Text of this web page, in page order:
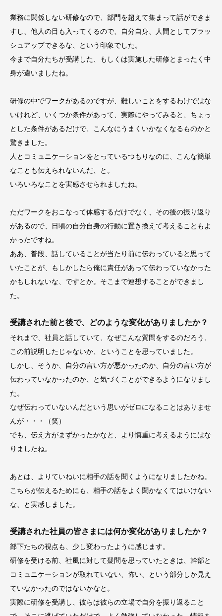
業務に関係しない研修なので、部門を超えて集まって話ができま
すし、他人の目も入ってくるので、自分自身、人間としてブラッ
シュアップできるな、という印象でした。
今まで自分たちが受講した、もしくは実施した研修とまったく中
身が違いましたね。
研修の中でワークがあるのですが、難しいことをするわけではな
いけれど、いくつか条件があって、実際にやってみると、ちょっ
とした条件があるだけで、こんなにうまくいかなくなるものかと
驚きました。
人とコミュニケーションをとっているつもりなのに、こんな簡単
なことも伝えられないんだ、と。
いろいろなことを実感させられましたね。
ただワークをおこなって体感するだけでなく、その後の振り返り
があるので、日頃の自分自身の行動に置き換えて考えることもよ
かったですね。
ああ、普段、話していることが当たり前に伝わっていると思って
いたことが、もしかしたら俺に責任があって伝わっていなかった
かもしれないな、ですとか。そこまで連想することができまし
た。
受講された前と後で、どのような変化がありましたか？
それまで、社員と話していて、なぜこんな質問をするのだろう、
この前説明したじゃないか、ということを思っていました。
しかし、そうか、自分の言い方が悪かったのか、自分の言い方が
伝わっていなかったのか、と気づくことができるようになりまし
た。
なぜ伝わっていないんだという思いがゼロになることはありませ
んが・・・（笑）
でも、伝え方がまずかったかなと、より慎重に考えるようにはな
りましたね。
あとは、よりていねいに相手の話を聞くようになりましたかね。
こちらが伝えるためにも、相手の話をよく聞かなくてはいけない
な、と実感しました。
受講された社員の皆さまには何か変化がありましたか？
部下たちの視点も、少し変わったように感じます。
研修を受ける前、社風に対して疑問を思っていたときは、幹部と
コミュニケーションが取れていない、怖い、という部分しか見え
ていなかったのではないかなと。
実際に研修を受講し、彼らは彼らの立場で自分を振り返ること